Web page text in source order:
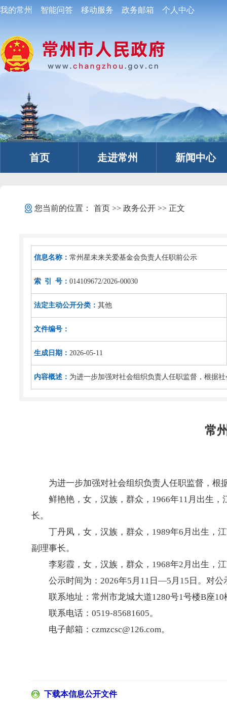
我的常州 智能问答 移动服务 政务邮箱 个人中心
首页 走进常州 新闻中心
您当前的位置： 首页>> 政务公开>> 正文
信息名称： 常州星未来关爱基金会负责人任职前公示
索 引 号： 014109672/2026-00030
法定主动公开分类： 其他
文件编号：
生成日期： 2026-05-11
内容概述： 为进一步加强对社会组织负责人任职监督，根据
常
为进一步加强对社会组织负责人任职监督，根
鲜艳艳，女，汉族，群众，1966年11月出生
长。
丁丹凤，女，汉族，群众，1989年6月出生，
副理事长。
李彩霞，女，汉族，群众，1968年2月出生，
公示时间为：2026年5月11日—5月15日。对
联系地址：常州市龙城大道1280号1号楼B座10
联系电话：0519-85681605。
电子邮箱：czmzcsc@126.com。
下载本信息公开文件